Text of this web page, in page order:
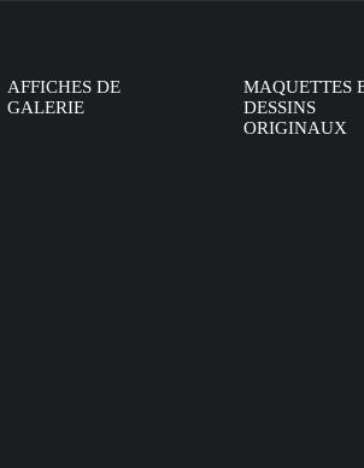
AFFICHES DE
GALERIE
MAQUETTES
DESSINS
ORIGINAUX